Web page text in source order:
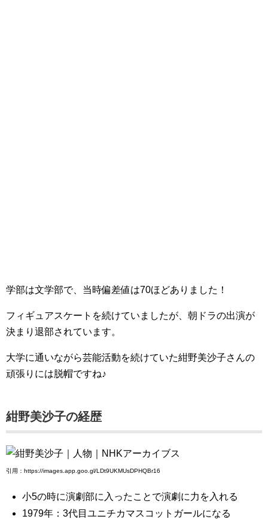
学部は文学部で、当時偏差値は70ほどありました！
フィギュアスケートを続けていましたが、朝ドラの出演が
決まり退部されています。
大学に通いながら芸能活動を続けていた紺野美沙子さんの
頑張りには脱帽ですね♪
紺野美沙子の経歴
引用：https://images.app.goo.gl/LDt9UKMUsDPHQBr16
小5の時に演劇部に入ったことで演劇に力を入れる
1979年：3代目ユニチカマスコットガールになる